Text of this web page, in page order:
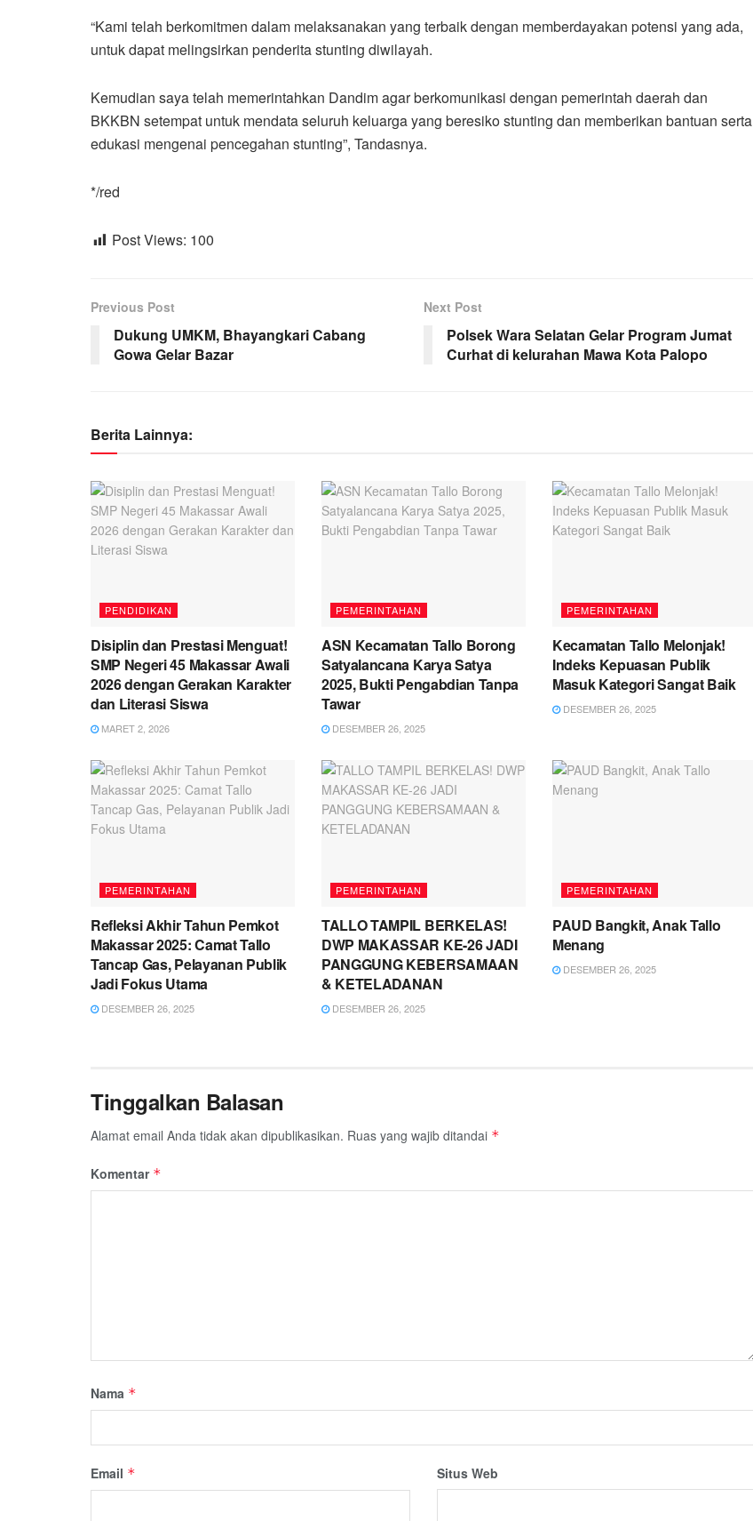
“Kami telah berkomitmen dalam melaksanakan yang terbaik dengan memberdayakan potensi yang ada,
untuk dapat melingsirkan penderita stunting diwilayah.
Kemudian saya telah memerintahkan Dandim agar berkomunikasi dengan pemerintah daerah dan
BKKBN setempat untuk mendata seluruh keluarga yang beresiko stunting dan memberikan bantuan serta
edukasi mengenai pencegahan stunting”, Tandasnya.
*/red
Post Views: 100
Previous Post
Dukung UMKM, Bhayangkari Cabang
Gowa Gelar Bazar
Next Post
Polsek Wara Selatan Gelar Program Jumat
Curhat di kelurahan Mawa Kota Palopo
Berita Lainnya:
PENDIDIKAN
Disiplin dan Prestasi Menguat!
SMP Negeri 45 Makassar Awali
2026 dengan Gerakan Karakter
dan Literasi Siswa
MARET 2, 2026
PEMERINTAHAN
ASN Kecamatan Tallo Borong
Satyalancana Karya Satya
2025, Bukti Pengabdian Tanpa
Tawar
DESEMBER 26, 2025
PEMERINTAHAN
Kecamatan Tallo Melonjak!
Indeks Kepuasan Publik
Masuk Kategori Sangat Baik
DESEMBER 26, 2025
PEMERINTAHAN
Refleksi Akhir Tahun Pemkot
Makassar 2025: Camat Tallo
Tancap Gas, Pelayanan Publik
Jadi Fokus Utama
DESEMBER 26, 2025
PEMERINTAHAN
TALLO TAMPIL BERKELAS!
DWP MAKASSAR KE-26 JADI
PANGGUNG KEBERSAMAAN
& KETELADANAN
DESEMBER 26, 2025
PEMERINTAHAN
PAUD Bangkit, Anak Tallo
Menang
DESEMBER 26, 2025
Tinggalkan Balasan
Alamat email Anda tidak akan dipublikasikan. Ruas yang wajib ditandai *
Komentar *
Nama *
Email * Situs Web